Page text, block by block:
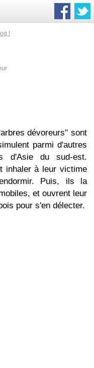
!
dévoreurs" sont
parmi d'autres
d'Asie du sud-est.
inhaler à leur victime
Puis, ils la
et ouvrent leur
pour s'en délecter.